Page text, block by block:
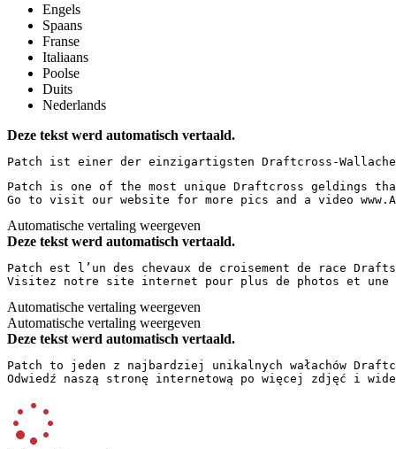
Engels
Spaans
Franse
Italiaans
Poolse
Duits
Nederlands
Deze tekst werd automatisch vertaald.
Patch ist einer der einzigartigsten Draftcross-
Patch is one of the most unique Draftcross geldings
Go to visit our website for more pics and a video
Automatische vertaling weergeven
Deze tekst werd automatisch vertaald.
Patch est l’un des chevaux de croisement de race
Visitez notre site internet pour plus de photos et une
Automatische vertaling weergeven
Automatische vertaling weergeven
Deze tekst werd automatisch vertaald.
Patch to jeden z najbardziej unikalnych wałachów
Odwiedź naszą stronę internetową po więcej zdjęć i